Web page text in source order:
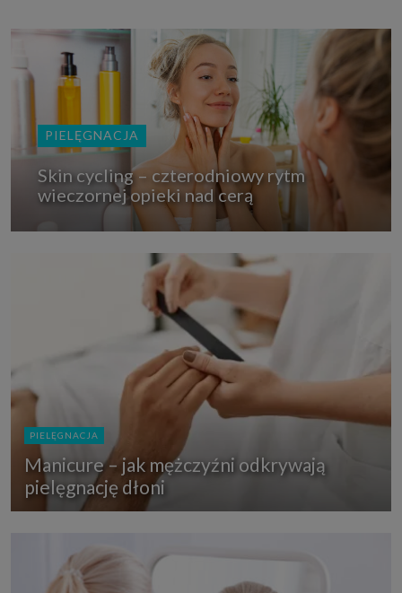
PIELĘGNACJA
Skin cycling – czterodniowy rytm
wieczornej opieki nad cerą
PIELĘGNACJA
Manicure – jak mężczyźni odkrywają
pielęgnację dłoni